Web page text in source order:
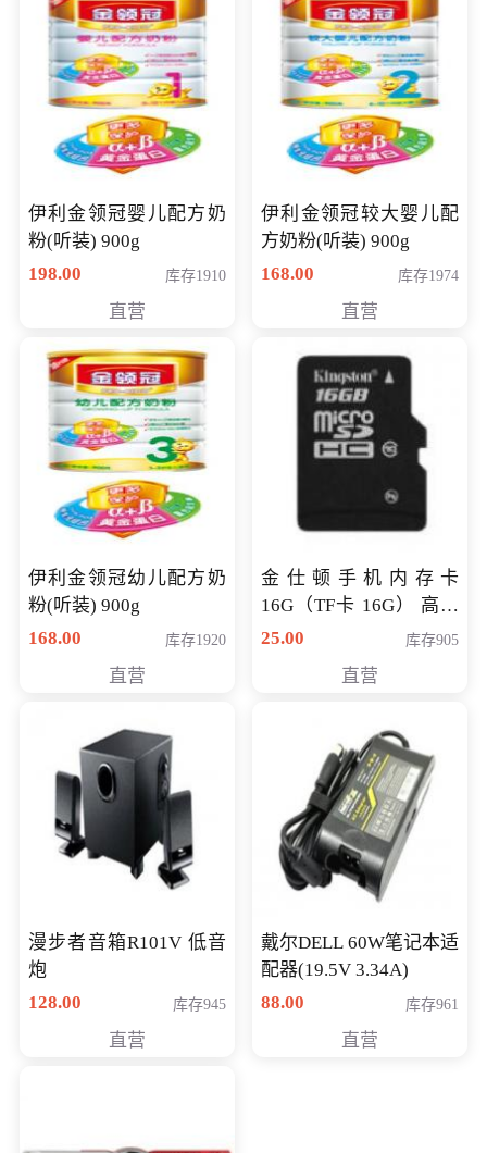
伊利金领冠婴儿配方奶
粉(听装) 900g
198.00
库存1910
直营
伊利金领冠较大婴儿配
方奶粉(听装) 900g
168.00
库存1974
直营
伊利金领冠幼儿配方奶
粉(听装) 900g
168.00
库存1920
直营
金仕顿手机内存卡
16G（TF卡 16G） 高速
卡 CLASS 10
25.00 库存905
直营
漫步者音箱R101V 低音
炮
128.00
库存945
直营
戴尔DELL 60W笔记本适
配器(19.5V 3.34A)
88.00
库存961
直营